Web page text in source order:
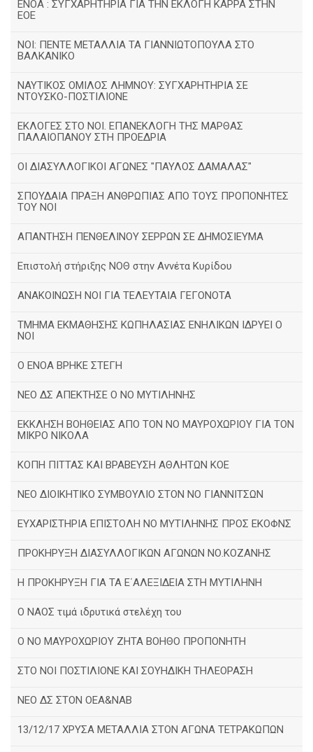
ΕΝΟΑ : ΣΥΓΧΑΡΗΤΗΡΙΑ ΓΙΑ ΤΗΝ ΕΚΛΟΓΗ ΚΑΡΡΑ ΣΤΗΝ
ΕΟΕ
ΝΟΙ: ΠΕΝΤΕ ΜΕΤΑΛΛΙΑ ΤΑ ΓΙΑΝΝΙΩΤΟΠΟΥΛΑ ΣΤΟ
ΒΑΛΚΑΝΙΚΟ
ΝΑΥΤΙΚΟΣ ΟΜΙΛΟΣ ΛΗΜΝΟΥ: ΣΥΓΧΑΡΗΤΗΡΙΑ ΣΕ
ΝΤΟΥΣΚΟ-ΠΟΣΤΙΛΙΟΝΕ
ΕΚΛΟΓΕΣ ΣΤΟ ΝΟΙ. ΕΠΑΝΕΚΛΟΓΗ ΤΗΣ ΜΑΡΘΑΣ
ΠΑΛΑΙΟΠΑΝΟΥ ΣΤΗ ΠΡΟΕΔΡΙΑ
ΟΙ ΔΙΑΣΥΛΛΟΓΙΚΟΙ ΑΓΩΝΕΣ "ΠΑΥΛΟΣ ΔΑΜΑΛΑΣ"
ΣΠΟΥΔΑΙΑ ΠΡΑΞΗ ΑΝΘΡΩΠΙΑΣ ΑΠΟ ΤΟΥΣ ΠΡΟΠΟΝΗΤΕΣ
ΤΟΥ ΝΟΙ
ΑΠΑΝΤΗΣΗ ΠΕΝΘΕΛΙΝΟΥ ΣΕΡΡΩΝ ΣΕ ΔΗΜΟΣΙΕΥΜΑ
Επιστολή στήριξης ΝΟΘ στην Αννέτα Κυρίδου
ΑΝΑΚΟΙΝΩΣΗ ΝΟΙ ΓΙΑ ΤΕΛΕΥΤΑΙΑ ΓΕΓΟΝΟΤΑ
ΤΜΗΜΑ ΕΚΜΑΘΗΣΗΣ ΚΩΠΗΛΑΣΙΑΣ ΕΝΗΛΙΚΩΝ ΙΔΡΥΕΙ Ο
ΝΟΙ
Ο ΕΝΟΑ ΒΡΗΚΕ ΣΤΕΓΗ
ΝΕΟ ΔΣ ΑΠΕΚΤΗΣΕ Ο ΝΟ ΜΥΤΙΛΗΝΗΣ
ΕΚΚΛΗΣΗ ΒΟΗΘΕΙΑΣ ΑΠΟ ΤΟΝ ΝΟ ΜΑΥΡΟΧΩΡΙΟΥ ΓΙΑ ΤΟΝ
ΜΙΚΡΟ ΝΙΚΟΛΑ
ΚΟΠΗ ΠΙΤΤΑΣ ΚΑΙ ΒΡΑΒΕΥΣΗ ΑΘΛΗΤΩΝ ΚΟΕ
ΝΕΟ ΔΙΟΙΚΗΤΙΚΟ ΣΥΜΒΟΥΛΙΟ ΣΤΟΝ ΝΟ ΓΙΑΝΝΙΤΣΩΝ
ΕΥΧΑΡΙΣΤΗΡΙΑ ΕΠΙΣΤΟΛΗ ΝΟ ΜΥΤΙΛΗΝΗΣ ΠΡΟΣ ΕΚΟΦΝΣ
ΠΡΟΚΗΡΥΞΗ ΔΙΑΣΥΛΛΟΓΙΚΩΝ ΑΓΩΝΩΝ ΝΟ.ΚΟΖΑΝΗΣ
Η ΠΡΟΚΗΡΥΞΗ ΓΙΑ ΤΑ Ε΄ΑΛΕΞΙΔΕΙΑ ΣΤΗ ΜΥΤΙΛΗΝΗ
Ο ΝΑΟΣ τιμά ιδρυτικά στελέχη του
Ο ΝΟ ΜΑΥΡΟΧΩΡΙΟΥ ΖΗΤΑ ΒΟΗΘΟ ΠΡΟΠΟΝΗΤΗ
ΣΤΟ ΝΟΙ ΠΟΣΤΙΛΙΟΝΕ ΚΑΙ ΣΟΥΗΔΙΚΗ ΤΗΛΕΟΡΑΣΗ
ΝΕΟ ΔΣ ΣΤΟΝ ΟΕΑ&ΝΑΒ
13/12/17 ΧΡΥΣΑ ΜΕΤΑΛΛΙΑ ΣΤΟΝ ΑΓΩΝΑ ΤΕΤΡΑΚΩΠΩΝ